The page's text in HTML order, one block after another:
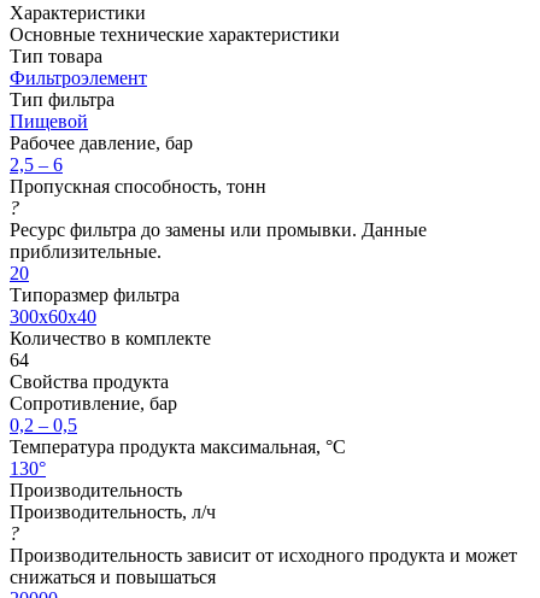
Характеристики
Основные технические характеристики
Тип товара
Фильтроэлемент
Тип фильтра
Пищевой
Рабочее давление, бар
2,5 – 6
Пропускная способность, тонн
?
Ресурс фильтра до замены или промывки. Данные
приблизительные.
20
Типоразмер фильтра
300x60x40
Количество в комплекте
64
Свойства продукта
Сопротивление, бар
0,2 – 0,5
Температура продукта максимальная, °C
130°
Производительность
Производительность, л/ч
?
Производительность зависит от исходного продукта и может
снижаться и повышаться